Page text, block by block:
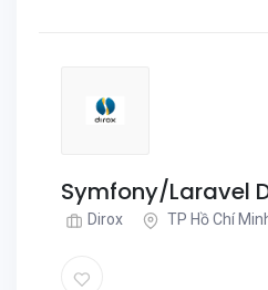
Symfony/Laravel
Dirox TP Hồ Chí